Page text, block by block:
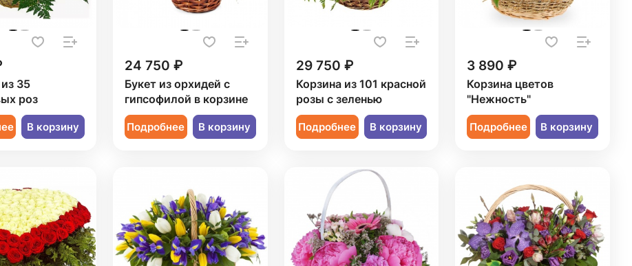
35
роз
В корзину
24 750 ₽
Букет из орхидей с
гипсофилой в корзине
Подробнее В корзину
29 750 ₽
Корзина из 101 красной
розы с зеленью
Подробнее В корзину
3 890 ₽
Корзина цветов
"Нежность"
Подробнее В корзину